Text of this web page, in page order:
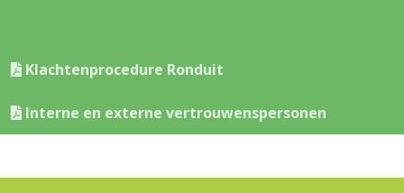
Klachtenprocedure Ronduit
Interne en externe vertrouwenspersonen